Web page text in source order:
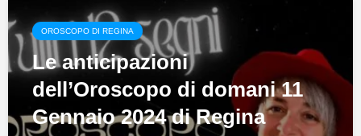
OROSCOPO DI REGINA
Le anticipazioni
dell’Oroscopo di domani 11
Gennaio 2024 di Regina